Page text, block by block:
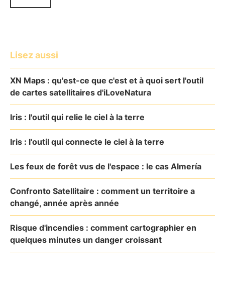
Lisez aussi
XN Maps : qu'est-ce que c'est et à quoi sert l'outil
de cartes satellitaires d'iLoveNatura
Iris : l'outil qui relie le ciel à la terre
Iris : l'outil qui connecte le ciel à la terre
Les feux de forêt vus de l'espace : le cas Almería
Confronto Satellitaire : comment un territoire a
changé, année après année
Risque d'incendies : comment cartographier en
quelques minutes un danger croissant